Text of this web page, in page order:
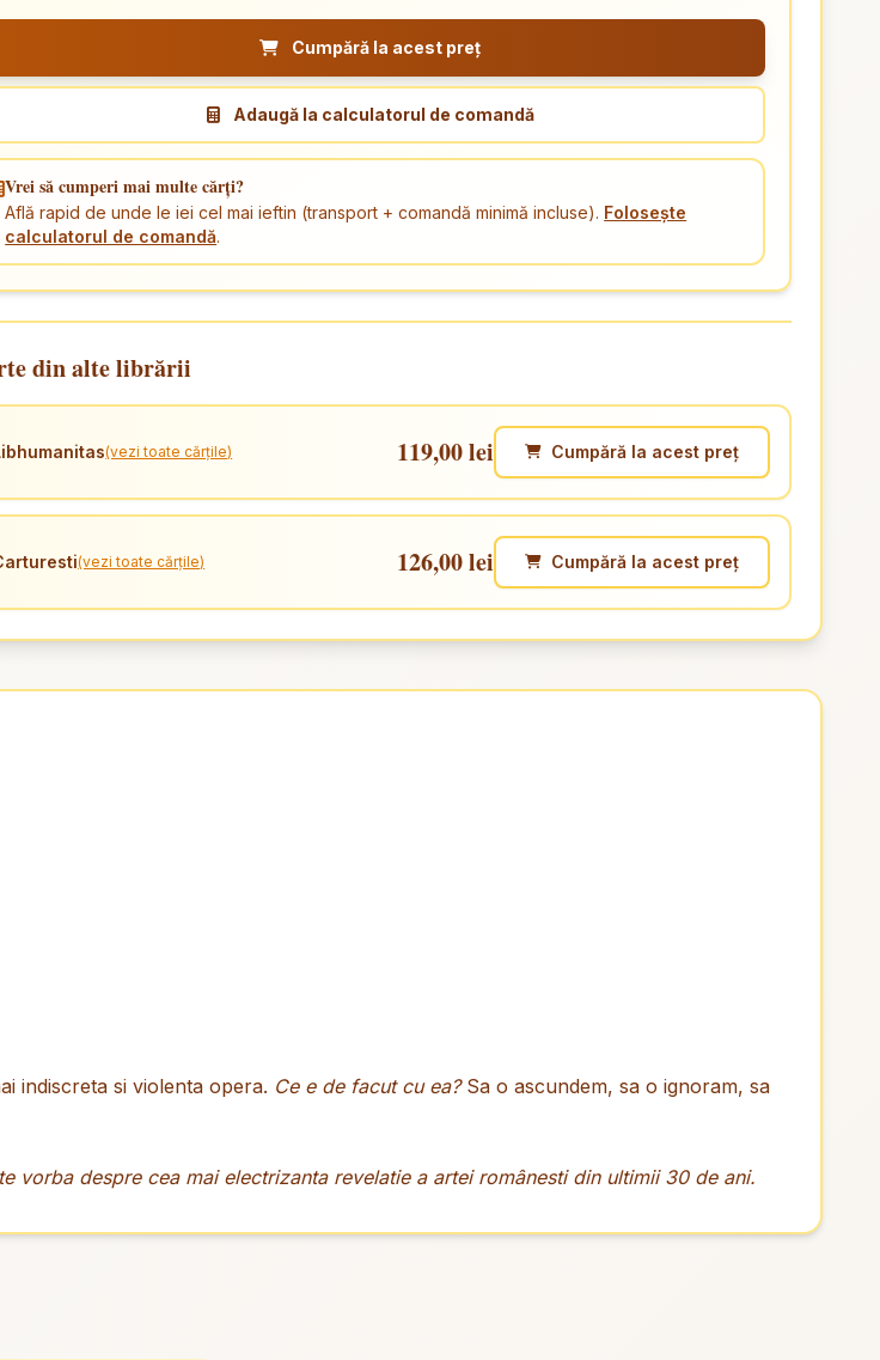
Cumpără la acest preț
Adaugă la calculatorul de comandă
Vrei să cumperi mai multe cărți?
Află rapid de unde le iei cel mai ieftin (transport + comandă minimă incluse). Folosește
calculatorul de comandă.
din alte librării
(vezi toate cărțile) 119,00 lei Cumpără la acest preț
(vezi toate cărțile) 126,00 lei Cumpără la acest preț
indiscreta si violenta opera. Ce e de facut cu ea?Sa o ascundem, sa o ignoram, sa
vorba despre cea mai electrizanta revelatie a artei românesti din ultimii 30 de ani.